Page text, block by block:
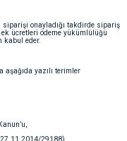
siparişi onayladığı takdirde sipariş
ücretleri ödeme yükümlülüğü
kabul eder.
aşağıda yazılı terimler
29188)